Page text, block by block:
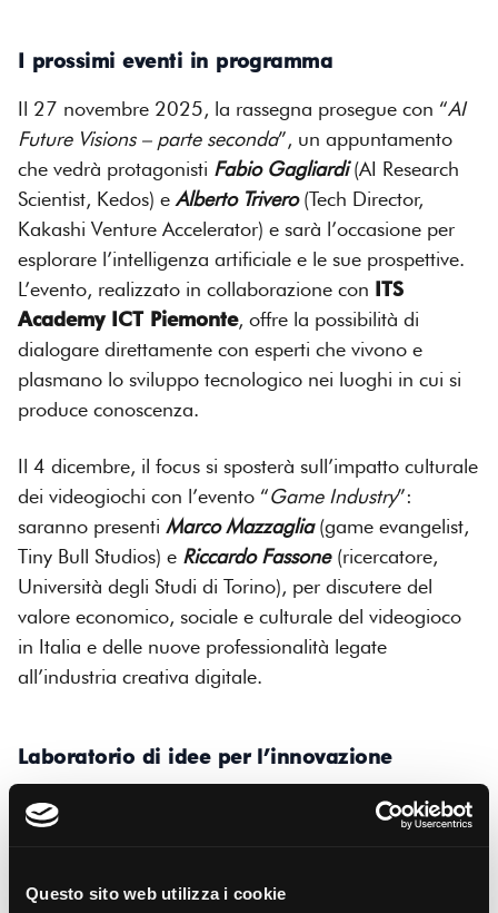
Questo sito web utilizza i cookie
I prossimi eventi in programma
Il 27 novembre 2025, la rassegna prosegue con “AI
Future Visions – parte seconda”, un appuntamento
che vedrà protagonisti Fabio Gagliardi(AI Research
Scientist, Kedos) e Alberto Trivero(Tech Director,
Kakashi Venture Accelerator) e sarà l’occasione per
esplorare l’intelligenza artificiale e le sue prospettive.
L’evento, realizzato in collaborazione con ITS
Academy ICT Piemonte, offre la possibilità di
dialogare direttamente con esperti che vivono e
plasmano lo sviluppo tecnologico nei luoghi in cui si
produce conoscenza.​
Il 4 dicembre, il focus si sposterà sull’impatto culturale
dei videogiochi con l’evento “Game Industry”:
saranno presenti Marco Mazzaglia(game evangelist,
Tiny Bull Studios) e Riccardo Fassone (ricercatore,
Università degli Studi di Torino), per discutere del
valore economico, sociale e culturale del videogioco
in Italia e delle nuove professionalità legate
all’industria creativa digitale.​
Laboratorio di idee per l’innovazione
Scegliendo ogni anno tematiche emergenti–dal teatro
immersivo all’intelligenza artificiale, dalla realtà
Digitalecoinvolge personalità capaci di raccontare e